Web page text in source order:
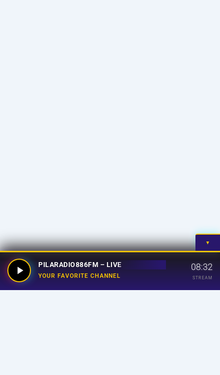
▼
PILARADIO886FM – LIVE
YOUR FAVORITE CHANNEL
08:32
STREAM